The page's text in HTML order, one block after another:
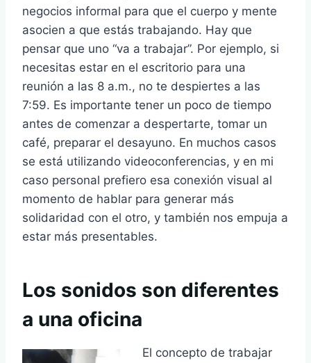
negocios informal para que el cuerpo y mente
asocien a que estás trabajando. Hay que
pensar que uno “va a trabajar”. Por ejemplo, si
necesitas estar en el escritorio para una
reunión a las 8 a.m., no te despiertes a las
7:59. Es importante tener un poco de tiempo
antes de comenzar a despertarte, tomar un
café, preparar el desayuno. En muchos casos
se está utilizando videoconferencias, y en mi
caso personal prefiero esa conexión visual al
momento de hablar para generar más
solidaridad con el otro, y también nos empuja a
estar más presentables.
Los sonidos son diferentes
a una oficina
El concepto de trabajar